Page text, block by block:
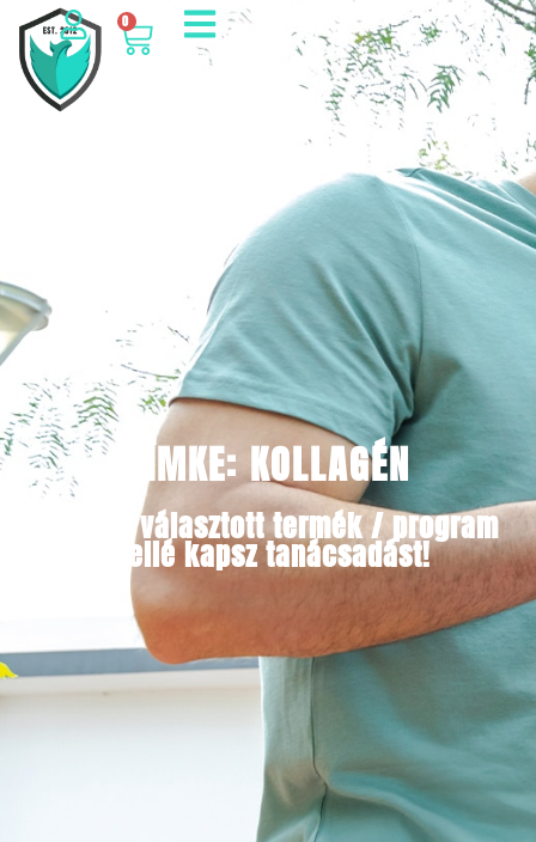
0
CÍMKE: KOLLAGÉN
Minden választott termék / program
mellé kapsz tanácsadást!​